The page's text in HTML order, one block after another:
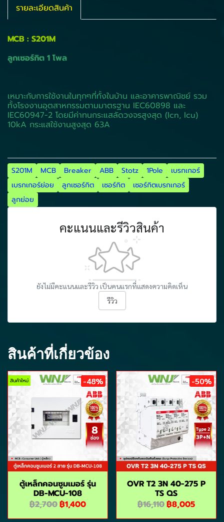
รายละเอียดสินค้า
MCB : S201M
ลูกเซอร์กิต 1 โพล
เหมาะกับการใช้งานในทุกๆที่ทั้งในบ้าน และอาคารพาณิชย์ รวม
ทั้งโรงงานอุตสาหกรรมตามมาตรฐาน IEC60898 และ
IEC60947-2 โดยมีค่าทนกระแสลัดวงจรสูงสุด (Icn, Icu)
10kA กระแสใช้งานสูงสุด 63A
S201M MCB Breaker ABB Stotz 1Pole
เบรกเกอร์
เบรกเกอร์ย่อย
ลูกเซอร์กิต เซอร์กิต
เซอร์กิตเบรกเกอร์
ลูกย่อย
คะแนนและรีวิวสินค้า
ยังไม่มีคะแนนและรีวิว เป็นคนแรกที่แสดงความคิดเห็น
รีวิว
สินค้าที่เกี่ยวข้อง
สินค้าใหม่ -48%
ตู้เหล็กคอนซูมเมอร์ รุ่น
DB-MCU-108
฿2,700฿1,400
-50%
OVR T2 3N 40-275 P
TS QS
฿16,110฿8,005